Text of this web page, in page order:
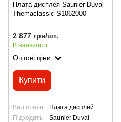
Плата дисплея Saunier Duval
Themaclassic S1062000
2 877 грн/шт.
В наявності
Оптові ціни
Купити
Вид плати
Плата дисплей
Підходить
Saunier Duval